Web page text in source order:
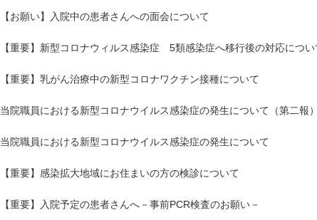
【お願い】入院中の患者さんへの面会について
【重要】新型コロナウィルス感染症 5類感染症へ移行後の対応につい
【重要】乳がん治療中の新型コロナワクチン接種について
当院職員における新型コロナウイルス感染症の発生について（第二報
当院職員における新型コロナウイルス感染症の発生について
【重要】感染拡大地域にお住まいの方の検診について
【重要】入院予定の患者さんへ－事前PCR検査のお願い－